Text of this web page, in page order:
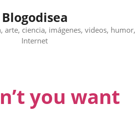
Blogodisea
ciencia, imágenes, videos,
Internet
you want